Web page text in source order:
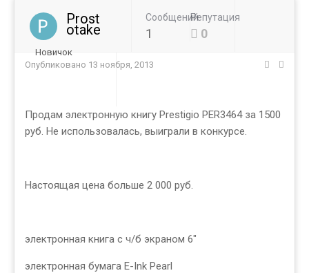
Prost
otake
Новичок
Сообщений
1
Репутация
0
Опубликовано 13 ноября, 2013
Продам электронную книгу Prestigio PER3464 за 1500
руб. Не использовалась, выиграли в конкурсе.
Настоящая цена больше 2 000 руб.
электронная книга с ч/б экраном 6"
электронная бумага E-Ink Pearl